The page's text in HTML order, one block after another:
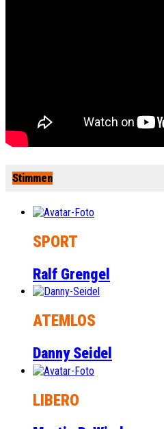
Stimmen
SPORT
Ralf Grengel
ATEMLOS
Danny Seidel
LIBERO